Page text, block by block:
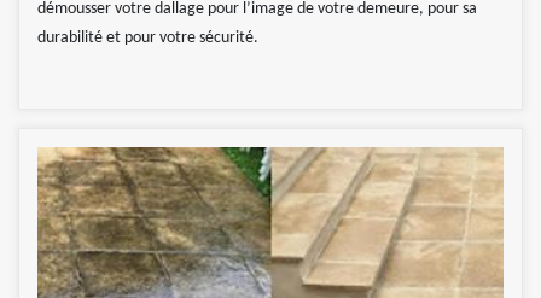
démousser votre dallage pour l’image de votre demeure, pour sa
durabilité et pour votre sécurité.